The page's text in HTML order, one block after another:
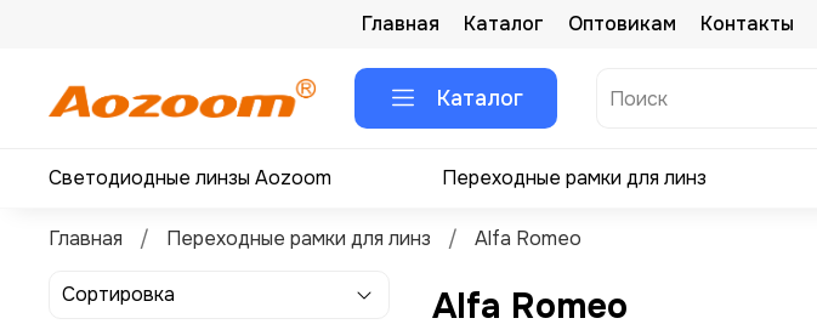
Главная Каталог Оптовикам Контакты
Каталог
Светодиодные линзы Aozoom Переходные рамки для линз
Главная Переходные рамки для линз Alfa Romeo
Alfa Romeo